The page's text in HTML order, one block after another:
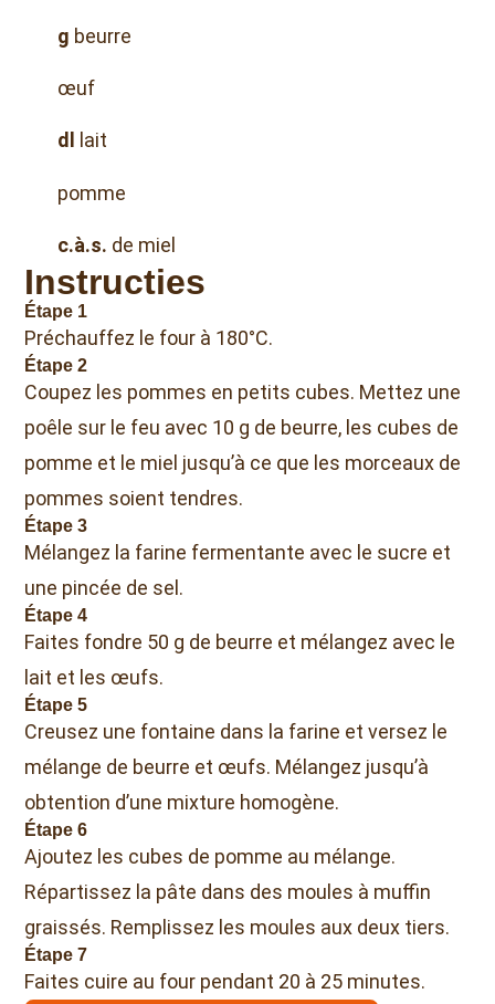
g beurre
œuf
dl lait
pomme
c.à.s. de miel
Instructies
Étape 1
Préchauffez le four à 180°C.
Étape 2
Coupez les pommes en petits cubes. Mettez une
poêle sur le feu avec 10 g de beurre, les cubes de
pomme et le miel jusqu’à ce que les morceaux de
pommes soient tendres.
Étape 3
Mélangez la farine fermentante avec le sucre et
une pincée de sel.
Étape 4
Faites fondre 50 g de beurre et mélangez avec le
lait et les œufs.
Étape 5
Creusez une fontaine dans la farine et versez le
mélange de beurre et œufs. Mélangez jusqu’à
obtention d’une mixture homogène.
Étape 6
Ajoutez les cubes de pomme au mélange.
Répartissez la pâte dans des moules à muffin
graissés. Remplissez les moules aux deux tiers.
Étape 7
Faites cuire au four pendant 20 à 25 minutes.